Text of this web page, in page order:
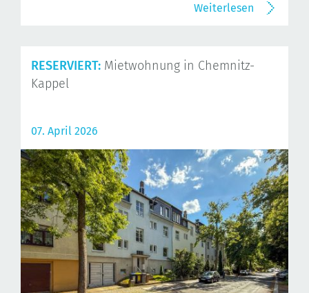
Weiterlesen
RESERVIERT: Mietwohnung in Chemnitz-
Kappel
07. April 2026